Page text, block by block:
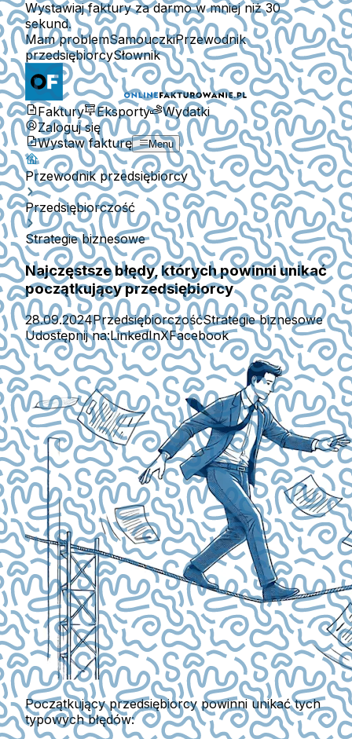
Wystawiaj faktury za darmo w mniej niż 30
sekund.
Mam problemSamouczkiPrzewodnik
przedsiębiorcySłownik
Faktury Eksporty
Wydatki
Zaloguj się
Wystaw fakturę
Menu
Przewodnik przedsiębiorcy
Przedsiębiorczość
Strategie biznesowe
Najczęstsze błędy, których powinni unikać
początkujący przedsiębiorcy
28.09.2024PrzedsiębiorczośćStrategie biznesowe
Udostępnij na:LinkedInXFacebook
Początkujący przedsiębiorcy powinni unikać tych
typowych błędów: